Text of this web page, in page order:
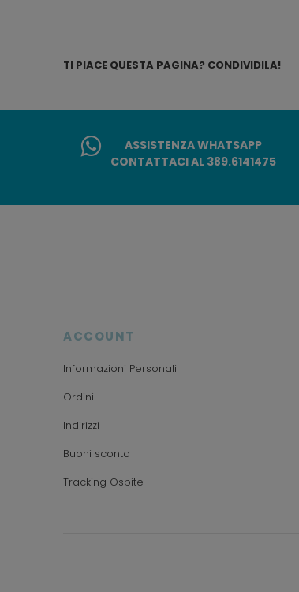
TI PIACE QUESTA PAGINA? CONDIVIDILA!
ASSISTENZA WHATSAPP
CONTATTACI AL 389.6141475
ACCOUNT
Informazioni Personali
Ordini
Indirizzi
Buoni sconto
Tracking Ospite